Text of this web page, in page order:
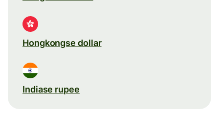
Hongkongse dollar
Indiase rupee